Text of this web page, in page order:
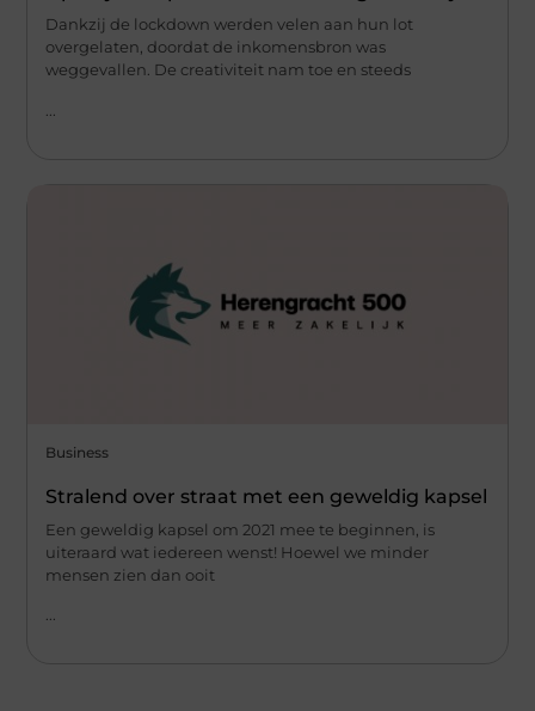
Dankzij de lockdown werden velen aan hun lot
overgelaten, doordat de inkomensbron was
weggevallen. De creativiteit nam toe en steeds
Business
Stralend over straat met een geweldig kapsel
Een geweldig kapsel om 2021 mee te beginnen, is
uiteraard wat iedereen wenst! Hoewel we minder
mensen zien dan ooit